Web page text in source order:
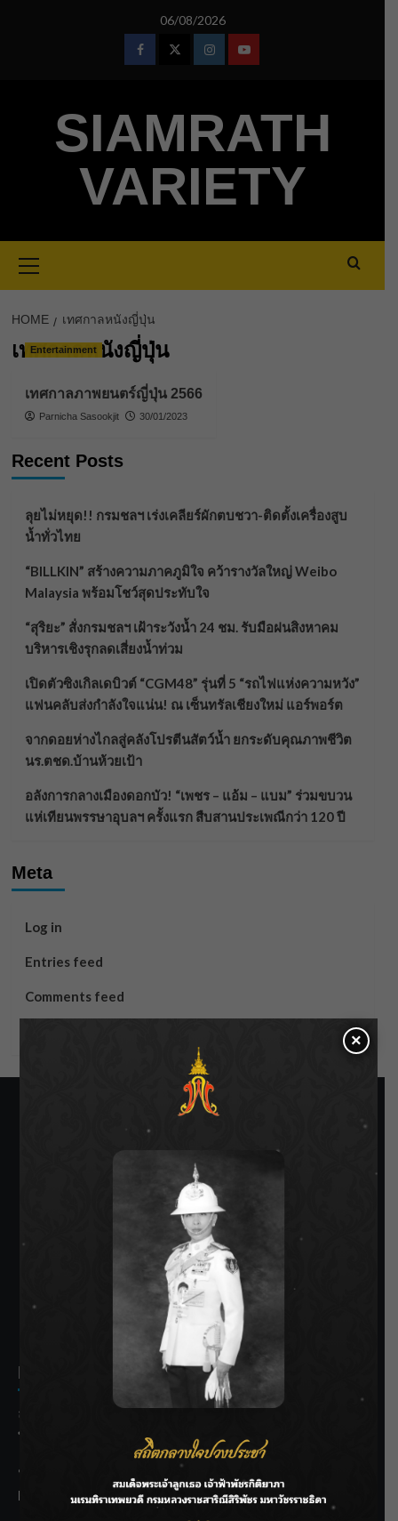
06/08/2026
FacebookTwitterInstagramYoutube
SIAMRATH
VARIETY
Menu
HOME เทศกาลหนังญี่ปุ่น
เทศกาลหนังญี่ปุ่น
Entertainment
เทศกาลภาพยนตร์ญี่ปุ่น 2566
Parnicha Sasookjit 30/01/2023
Recent Posts
ลุยไม่หยุด!! กรมชลฯ เร่งเคลียร์ผักตบชวา-ติดตั้งเครื่องสูบ
น้ำทั่วไทย
“BILLKIN” สร้างความภาคภูมิใจ คว้ารางวัลใหญ่ Weibo
Malaysia พร้อมโชว์สุดประทับใจ
“สุริยะ” สั่งกรมชลฯ เฝ้าระวังน้ำ 24 ชม. รับมือฝนสิงหาคม
บริหารเชิงรุกลดเสี่ยงน้ำท่วม
เปิดตัวซิงเกิลเดบิวต์ “CGM48” รุ่นที่ 5 “รถไฟแห่งความหวัง”
แฟนคลับส่งกำลังใจแน่น! ณ เซ็นทรัลเชียงใหม่ แอร์พอร์ต
จากดอยห่างไกลสู่คลังโปรตีนสัตว์น้ำ ยกระดับคุณภาพชีวิต
นร.ตชด.บ้านห้วยเป้า
อลังการกลางเมืองดอกบัว! “เพชร – แอ้ม – แบม” ร่วมขบวน
แห่เทียนพรรษาอุบลฯ ครั้งแรก สืบสานประเพณีกว่า 120 ปี
Meta
Log in
Entries feed
Comments feed
SIAMRATH VARIETY
THE BEST ENTERTAINMENT
Recent Posts
ลุยไม่หยุด!! กรมชลฯ เร่งเคลียร์ผักตบชวา-ติดตั้งเครื่องสูบน้ำ
ทั่วไทย
“BILLKIN” สร้างความภาคภูมิใจ คว้ารางวัลใหญ่ Weibo
Malaysia พร้อมโชว์สุดประทับใจ
×